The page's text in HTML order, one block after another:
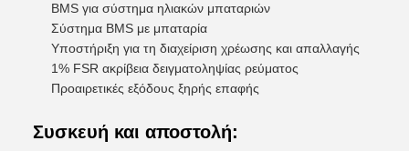
BMS για σύστημα ηλιακών μπαταριών
Σύστημα BMS με μπαταρία
Υποστήριξη για τη διαχείριση χρέωσης και απαλλαγής
1% FSR ακρίβεια δειγματοληψίας ρεύματος
Προαιρετικές εξόδους ξηρής επαφής
Συσκευή και αποστολή: